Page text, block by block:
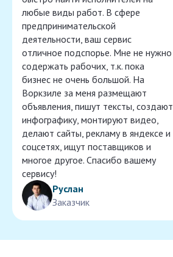
любые виды работ. В сфере
предпринимательской
деятельности, ваш сервис
отличное подспорье. Мне не нужно
содержать рабочих, т.к. пока
бизнес не очень большой. На
Воркзиле за меня размещают
объявления, пишут тексты, создают
инфографику, монтируют видео,
делают сайты, рекламу в яндексе и
соцсетях, ищут поставщиков и
многое другое. Спасибо вашему
сервису!
Руслан
Заказчик